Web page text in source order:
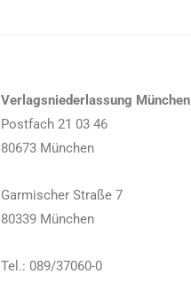
Verlagsniederlassung München
Postfach 21 03 46
80673 München
Garmischer Straße 7
80339 München
Tel.: 089/37060-0